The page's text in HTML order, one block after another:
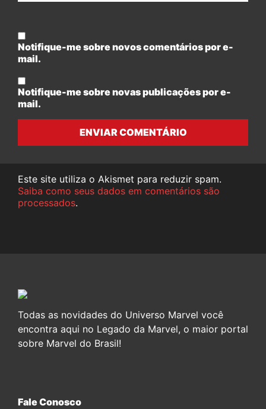
Notifique-me sobre novos comentários por e-
mail.
Notifique-me sobre novas publicações por e-
mail.
ENVIAR COMENTÁRIO
Este site utiliza o Akismet para reduzir spam.
Saiba como seus dados em comentários são
processados.
Todas as novidades do Universo Marvel você
encontra aqui no Legado da Marvel, o maior portal
sobre Marvel do Brasil!
Fale Conosco